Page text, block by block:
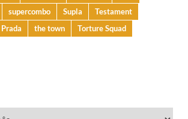
supercombo Supla
Testament
the town
Torture Squad